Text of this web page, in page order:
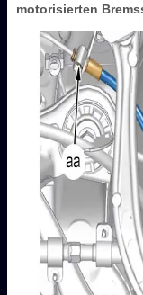
motorisierten